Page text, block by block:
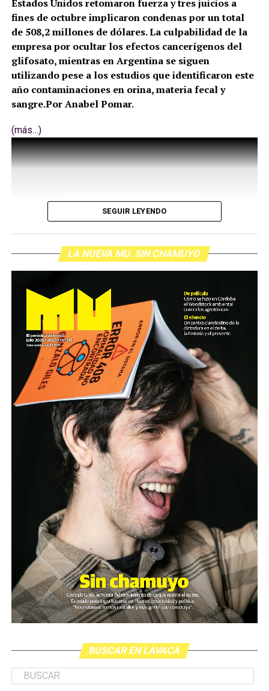
Estados Unidos retomaron fuerza y tres juicios a
fines de octubre implicaron condenas por un total
de 508,2 millones de dólares. La culpabilidad de la
empresa por ocultar los efectos cancerígenos del
glifosato, mientras en Argentina se siguen
utilizando pese a los estudios que identificaron este
año contaminaciones en orina, materia fecal y
sangre.Por Anabel Pomar.
(más…)
SEGUIR LEYENDO
LA NUEVA MU. SIN CHAMUYO
BUSCAR EN LAVACA